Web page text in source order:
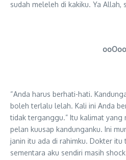
sudah meleleh di kakiku. Ya Allah,
ooOoo
“Anda harus berhati-hati.
boleh terlalu lelah. Kali ini Anda
tidak terganggu.” Itu kalimat yang
pelan kuusap kandunganku. Ini
janin itu ada di rahimku. Dokter itu
sementara aku sendiri masih